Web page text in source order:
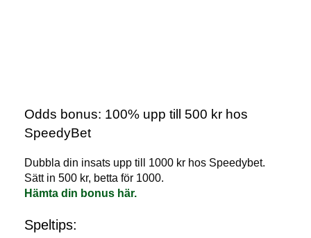
Odds bonus: 100% upp till 500 kr hos
SpeedyBet
Dubbla din insats upp till 1000 kr hos Speedybet.
Sätt in 500 kr, betta för 1000.
Hämta din bonus här.
Speltips: